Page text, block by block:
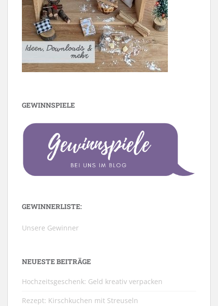
GEWINNSPIELE
GEWINNERLISTE:
Unsere Gewinner
NEUESTE BEITRÄGE
Hochzeitsgeschenk: Geld kreativ verpacken
Rezept: Kirschkuchen mit Streuseln